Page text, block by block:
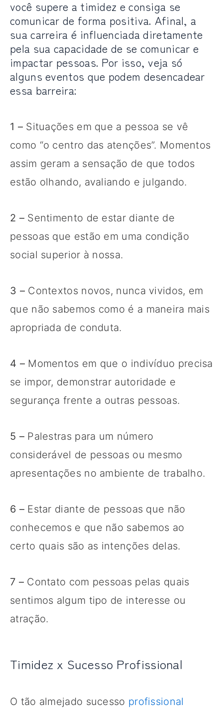
você supere a timidez e consiga se
comunicar de forma positiva. Afinal, a
sua carreira é influenciada diretamente
pela sua capacidade de se comunicar e
impactar pessoas. Por isso, veja só
alguns eventos que podem desencadear
essa barreira:
1 – Situações em que a pessoa se vê
como “o centro das atenções”. Momentos
assim geram a sensação de que todos
estão olhando, avaliando e julgando.
2 – Sentimento de estar diante de
pessoas que estão em uma condição
social superior à nossa.
3 – Contextos novos, nunca vividos, em
que não sabemos como é a maneira mais
apropriada de conduta.
4 –Momentos em que o indivíduo precisa
se impor, demonstrar autoridade e
segurança frente a outras pessoas.
5 –Palestras para um número
considerável de pessoas ou mesmo
apresentações no ambiente de trabalho.
6 –Estar diante de pessoas que não
conhecemos e que não sabemos ao
certo quais são as intenções delas.
7 –Contato com pessoas pelas quais
sentimos algum tipo de interesse ou
atração.
Timidez x Sucesso Profissional
O tão almejado sucesso profissional